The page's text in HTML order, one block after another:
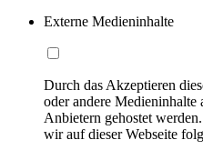
Externe Medieninhalte
Durch das Akzeptieren
oder andere Medieninhalte
Anbietern gehostet
wir auf dieser Webseite